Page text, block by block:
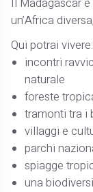
un’Africa
Qui potrai vivere:
incontri
naturale
foreste
tramonti tra i
villaggi e
parchi
spiagge
una